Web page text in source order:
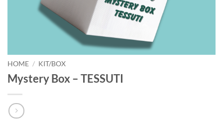
HOME / KIT/BOX
Mystery Box – TESSUTI